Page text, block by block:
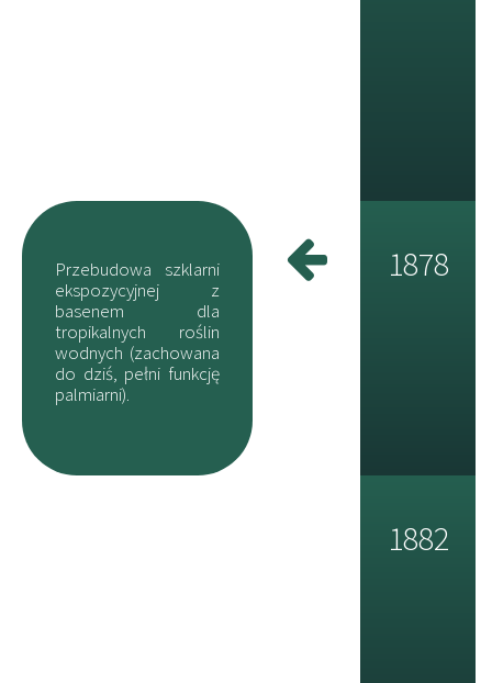
Przebudowa szklarni
ekspozycyjnej z
basenem dla
tropikalnych roślin
wodnych (zachowana
do dziś, pełni funkcję
palmiarni).
1878
1882